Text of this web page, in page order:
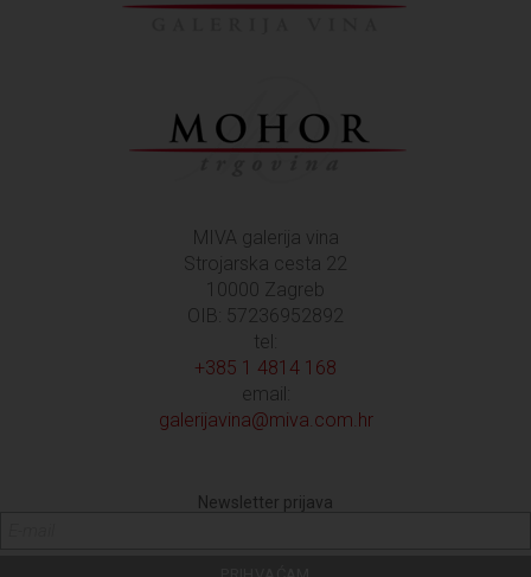
MIVA galerija vina
Strojarska cesta 22
10000 Zagreb
OIB: 57236952892
tel:
+385 1 4814 168
email:
galerijavina@miva.com.hr
Newsletter prijava